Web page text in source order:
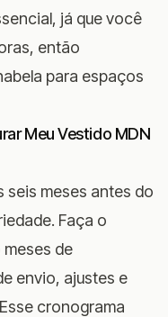
já que você
então
para espaços
Meu Vestido MDN
seis meses antes do
Faça o
de
envio, ajustes e
cronograma